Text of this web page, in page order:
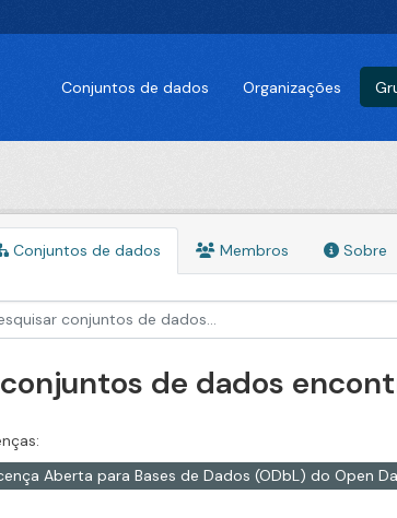
Conjuntos de dados Organizações
Conjuntos de dados Membros Sobre
de dados
Aberta para Bases de Dados (ODbL) do Open